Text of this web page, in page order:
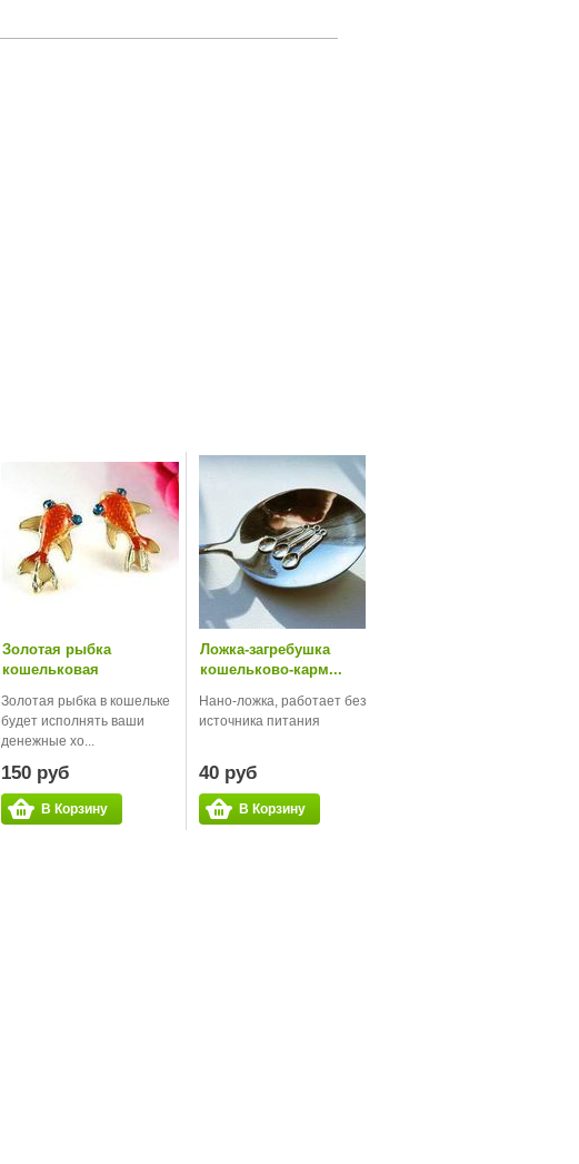
Золотая рыбка
кошельковая
Золотая рыбка в кошельке
будет исполнять ваши
денежные хо...
150 руб
В Корзину
Ложка-загребушка
кошельково-карм...
Нано-ложка, работает без
источника питания
40 руб
В Корзину